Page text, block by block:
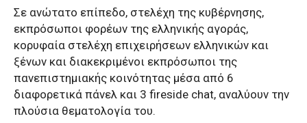
Σε ανώτατο επίπεδο, στελέχη της κυβέρνησης,
εκπρόσωποι φορέων της ελληνικής αγοράς,
κορυφαία στελέχη επιχειρήσεων ελληνικών και
ξένων και διακεκριμένοι εκπρόσωποι της
πανεπιστημιακής κοινότητας μέσα από 6
διαφορετικά πάνελ και 3 fireside chat, αναλύουν την
πλούσια θεματολογία του.